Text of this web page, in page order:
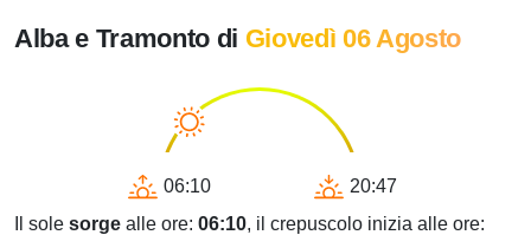
Alba e Tramonto di Giovedì 06 Agosto
06:10
20:47
Il sole sorge alle ore: 06:10, il crepuscolo inizia alle ore: